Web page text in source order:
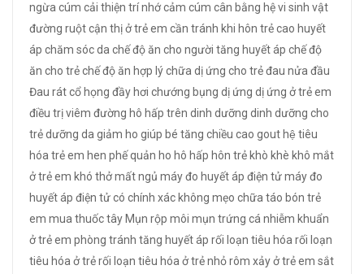
ngừa cúm cải thiện trí nhớcảm cúm cân bằng hệ vi sinh vật
đường ruộtcận thị ở trẻ em cần tránh khi hôn trẻcao huyết
áp chăm sóc da chế độ ăn cho người tăng huyết áp chế độ
ăn cho trẻchế độ ăn hợp lýchữa dị ứng cho trẻđau nửa đầu
Đau rát cổ họng đầy hơi chướng bụng dị ứng dị ứng ở trẻ em
điều trị viêm đường hô hấp trên dinh dưỡng dinh dưỡng cho
trẻdưỡng da giảm ho giúp bé tăng chiều cao gout hệ tiêu
hóa trẻ em hen phế quản ho hô hấp hôn trẻ khò khè khô mắt
ở trẻ em khó thởmất ngủ máy đo huyết áp điện tửmáy đo
huyết áp điện tử có chính xác không mẹo chữa táo bón trẻ
em mua thuốc tây Mụn rộp môi mụn trứng cá nhiễm khuẩn
ở trẻ em phòng tránh tăng huyết áp rối loạn tiêu hóa rối loạn
tiêu hóa ở trẻrối loạn tiêu hóa ở trẻ nhỏrôm xảy ở trẻ em sắt